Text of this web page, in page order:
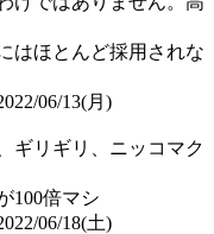
はほとんど採用されな
06/13(月)
ギリギリ、ニッコマク
100倍マシ
06/18(土)